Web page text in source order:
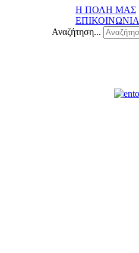
Η ΠΟΛΗ ΜΑΣ
ΕΠΙΚΟΙΝΩΝΙΑ
Αναζήτηση...